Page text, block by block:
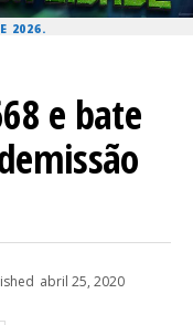
2026.
e bate
abril 25, 2020